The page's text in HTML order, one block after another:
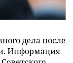
дела после
Информация